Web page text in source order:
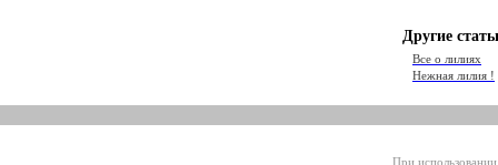
Другие
Все о лилиях
Нежная лилия !
При